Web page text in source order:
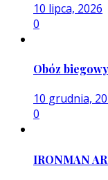
10 lipca, 2026
0
Obóz
10 grudnia,
0
IRONMAN